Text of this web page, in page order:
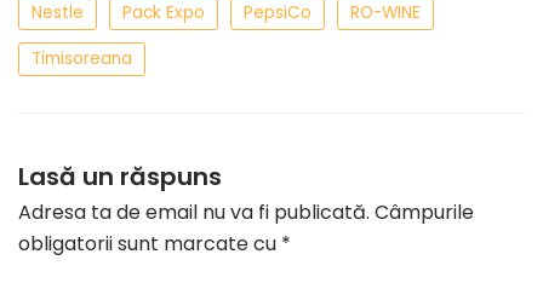
Nestle
Pack Expo PepsiCo
RO-WINE
Timisoreana
Lasă un răspuns
Adresa ta de email nu va fi publicată. Câmpurile
obligatorii sunt marcate cu *